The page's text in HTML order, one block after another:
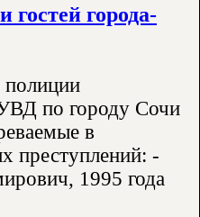
города-
полиции
по городу Сочи
в
преступлений: -
1995 года